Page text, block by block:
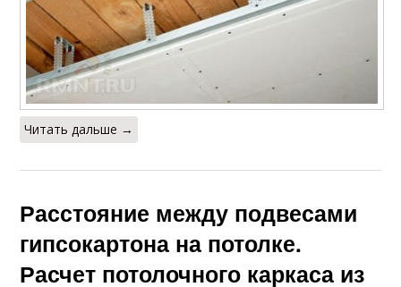
Читать дальше →
Расстояние между подвесами
гипсокартона на потолке.
Расчет потолочного каркаса из